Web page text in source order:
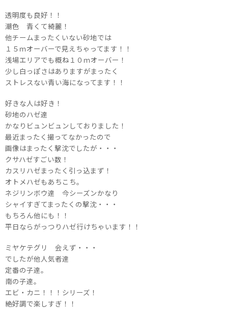
透明度も良好！！
潮色 青くて綺麗！
他チームまったくいない砂地では
１５ｍオーバーで見えちゃってます！！
浅場エリアでも概ね１０ｍオーバー！
少し白っぽさはありますがまったく
ストレスない青い海になってます！！
好きな人は好き！
砂地のハゼ達
かなりビュンビュンしておりました！
最近まったく撮ってなかったので
画像はまったく撃沈でしたが・・・
クサハゼすごい数！
カスリハゼまったく引っ込まず！
オトメハゼもあちこち。
ネジリンボウ達 今シーズンかなり
シャイすぎてまったくの撃沈・・・
もちろん他にも！！
平日ならがっつりハゼ行けちゃいます！！
ミヤケテグリ 会えず・・・
でしたが他人気者達
定番の子達。
南の子達。
エビ・カニ！！！シリーズ！
絶好調で楽しすぎ！！